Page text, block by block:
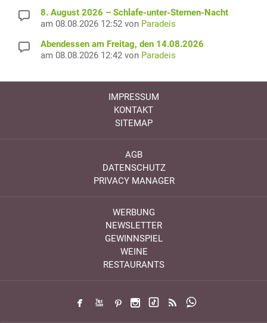
8. August 2026 – Schlafe-unter-Sternen-Nacht
am 08.08.2026 12:52 von Paradeis
Abendessen am Freitag, den 14.08.2026
am 08.08.2026 12:42 von Paradeis
IMPRESSUM
KONTAKT
SITEMAP
AGB
DATENSCHUTZ
PRIVACY MANAGER
WERBUNG
NEWSLETTER
GEWINNSPIEL
WEINE
RESTAURANTS